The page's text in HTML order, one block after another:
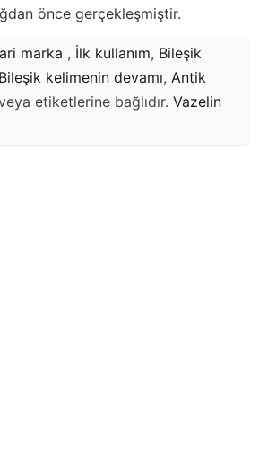
önce gerçekleşmiştir.
marka , İlk kullanım, Bileşik
Bileşik kelimenin devamı, Antik
etiketlerine bağlıdır. Vazelin